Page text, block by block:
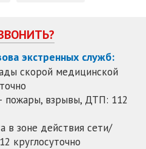
экстренных служб:
скорой медицинской
пожары, взрывы, ДТП: 112
в зоне действия сети/
круглосуточно